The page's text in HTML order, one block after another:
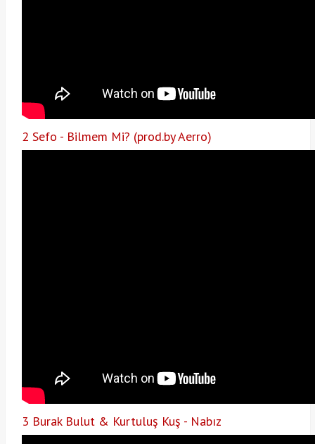
2 Sefo - Bilmem Mi? (prod.by Aerro)
3 Burak Bulut & Kurtuluş Kuş - Nabız